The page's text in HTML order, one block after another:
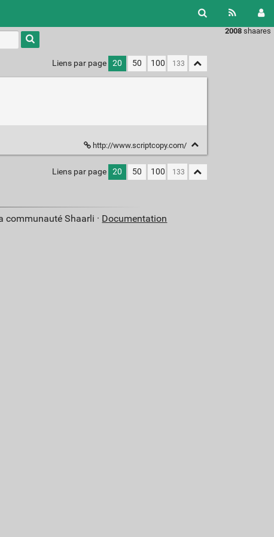
2008 shaares
Liens par page 20 50 100
http://www.scriptcopy.com/
Liens par page 20 50 100
communauté Shaarli · Documentation